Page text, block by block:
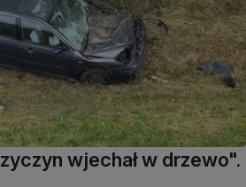
wjechał w drzewo".